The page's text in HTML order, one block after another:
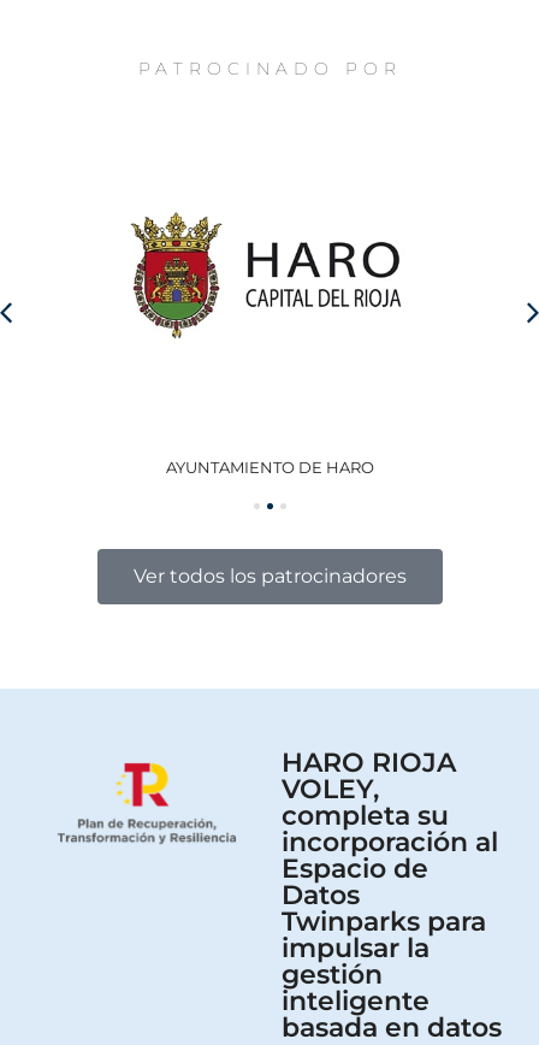
PATROCINADO POR
AYUNTAMIENTO DE HARO
Ver todos los patrocinadores
HARO RIOJA
VOLEY,
completa su
incorporación al
Espacio de
Datos
Twinparks para
impulsar la
gestión
inteligente
basada en datos